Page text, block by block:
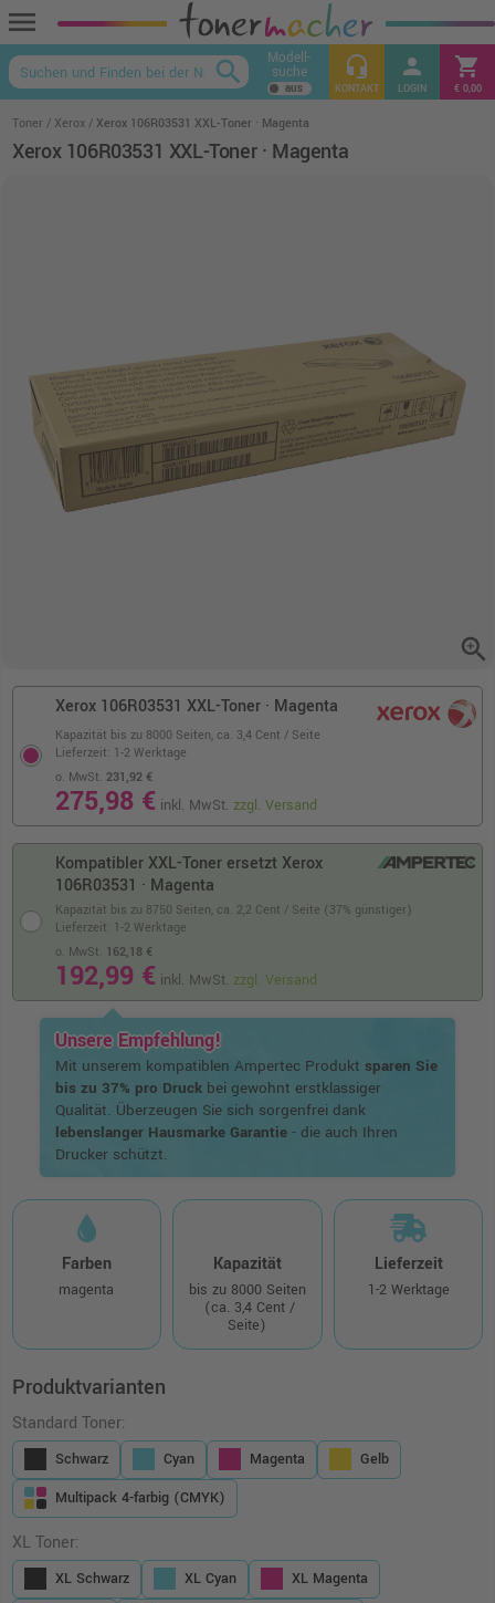
menu
keyboard_arrow_up
search Modell-
suche headset_mic
KONTAKT
person
LOGIN
shopping_cart
€ 0,00
Toner Xerox Xerox 106R03531 XXL-Toner · Magenta
Xerox 106R03531 XXL-Toner · Magenta
zoom_in
Xerox 106R03531 XXL-Toner · Magenta
Kapazität bis zu 8000 Seiten, ca. 3,4 Cent / Seite
o. MwSt. 231,92 €
275,98 € inkl. MwSt.zzgl. Versand
Lieferzeit: 1-2 Werktage
Kompatibler XXL-Toner ersetzt Xerox
106R03531 · Magenta
Kapazität bis zu 8750 Seiten, ca. 2,2 Cent / Seite (37% günstiger)
o. MwSt. 162,18 €
192,99 € inkl. MwSt. zzgl. Versand
Lieferzeit: 1-2 Werktage
Unsere Empfehlung!
Mit unserem kompatiblen Ampertec Produkt sparen Sie
bis zu 37% pro Druckbei gewohnt erstklassiger
Qualität. Überzeugen Sie sich sorgenfrei dank
lebenslanger Hausmarke Garantie- die auch Ihren
Drucker schützt.
Farben
magenta
Kapazität
bis zu 8000 Seiten
(ca. 3,4 Cent /
Seite)
Lieferzeit
1-2 Werktage
Produktvarianten
Standard Toner:
Schwarz Cyan Magenta
Gelb
Multipack 4-farbig (CMYK)
XL Toner:
XL Schwarz XL Cyan
XL Magenta